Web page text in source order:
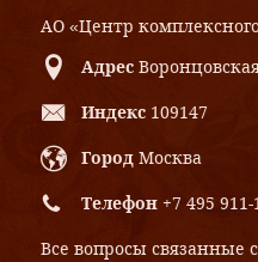
АО «Центр
Адрес
Индекс 109147
Город Москва
Телефон +7 495 911-
Все вопросы связанные